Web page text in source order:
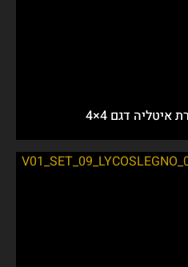
איטליה דגם 4×4